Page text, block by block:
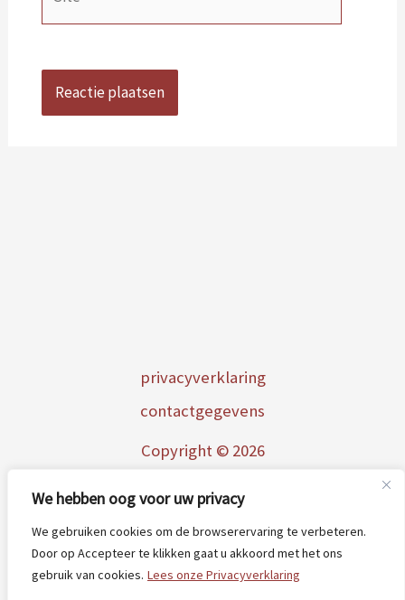
We hebben oog voor uw privacy
We gebruiken cookies om de browserervaring te verbeteren.
Door op Accepteer te klikken gaat u akkoord met het ons
gebruik van cookies. Lees onze Privacyverklaring
privacyverklaring
contactgegevens
Copyright © 2026